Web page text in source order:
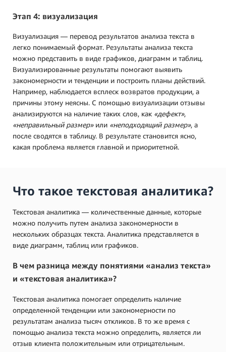
Этап 4: визуализация
Визуализация — перевод результатов анализа текста в
легко понимаемый формат. Результаты анализа текста
можно представить в виде графиков, диаграмм и таблиц.
Визуализированные результаты помогают выявить
закономерности и тенденции и построить планы действий.
Например, наблюдается всплеск возвратов продукции, а
причины этому неясны. С помощью визуализации отзывы
анализируются на наличие таких слов, как «дефект»,
«неправильный размер»или «неподходящий размер», а
после сводятся в таблицу. В результате становится ясно,
какая проблема является главной и приоритетной.
Что такое текстовая аналитика?
Текстовая аналитика — количественные данные, которые
можно получить путем анализа закономерности в
нескольких образцах текста. Аналитика представляется в
виде диаграмм, таблиц или графиков.
В чем разница между понятиями «анализ текста»
и «текстовая аналитика»?
Текстовая аналитика помогает определить наличие
определенной тенденции или закономерности по
результатам анализа тысяч откликов. В то же время с
помощью анализа текста можно определить, является ли
отзыв клиента положительным или отрицательным.